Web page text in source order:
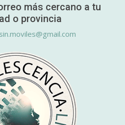
más cercano a tu
o provincia